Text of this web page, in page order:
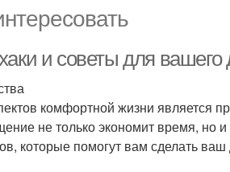
и советы для вашего
комфортной жизни является
не только экономит время, но
которые помогут вам сделать